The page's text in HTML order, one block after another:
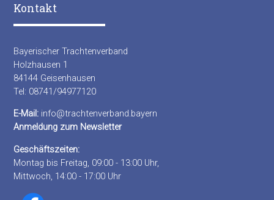
Kontakt
Bayerischer Trachtenverband
Holzhausen 1
84144 Geisenhausen
Tel: 08741/94977120
E-Mail: info@trachtenverband.bayern
Anmeldung zum Newsletter
Geschäftszeiten:
Montag bis Freitag, 09:00 - 13:00 Uhr,
Mittwoch, 14:00 - 17:00 Uhr